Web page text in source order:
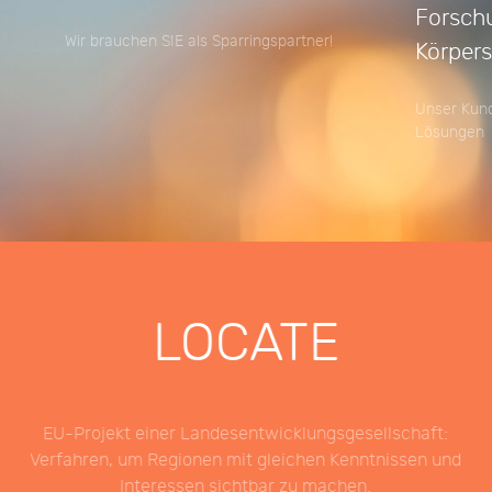
Wir brauchen SIE als Sparringspartner!
Unser
Lösungen
LOCATE
EU-Projekt einer Landesentwicklungsgesellschaft:
Verfahren, um Regionen mit gleichen Kenntnissen und
Interessen sichtbar zu machen.